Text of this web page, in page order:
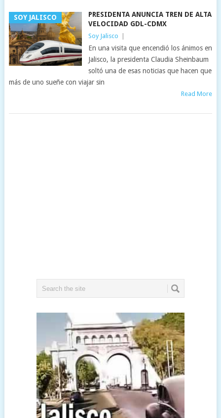
SOY JALISCO
PRESIDENTA ANUNCIA TREN DE ALTA
VELOCIDAD GDL-CDMX
Soy Jalisco
En una visita que encendió los ánimos en
Jalisco, la presidenta Claudia Sheinbaum
soltó una de esas noticias que hacen que
más de uno sueñe con viajar sin
Read More